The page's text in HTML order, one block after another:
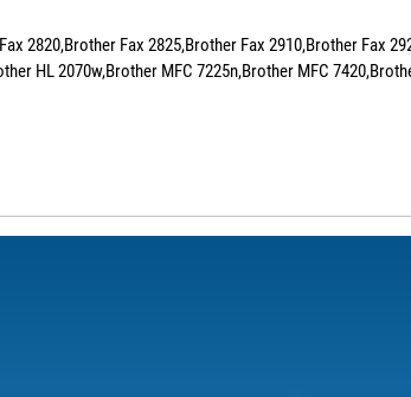
2820,Brother Fax 2825,Brother Fax 2910,Brother Fax
HL 2070w,Brother MFC 7225n,Brother MFC